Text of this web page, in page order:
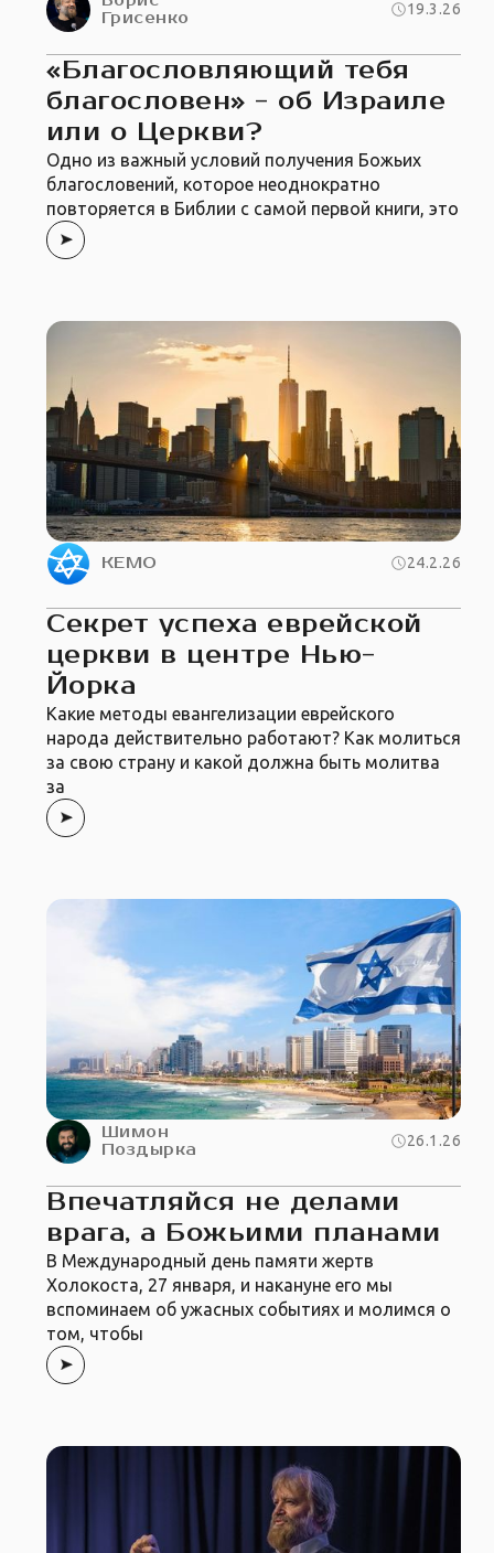
Грисенко
19.3.26
«Благословляющий тебя
благословен» - об Израиле
или о Церкви?
Одно из важный условий получения Божьих
благословений, которое неоднократно
повторяется в Библии с самой первой книги, это
КЕМО 24.2.26
Секрет успеха еврейской
церкви в центре Нью-
Йорка
Какие методы евангелизации еврейского
народа действительно работают? Как молиться
за свою страну и какой должна быть молитва
за
Шимон
Поздырка
26.1.26
Впечатляйся не делами
врага, а Божьими планами
В Международный день памяти жертв
Холокоста, 27 января, и накануне его мы
вспоминаем об ужасных событиях и молимся о
том, чтобы